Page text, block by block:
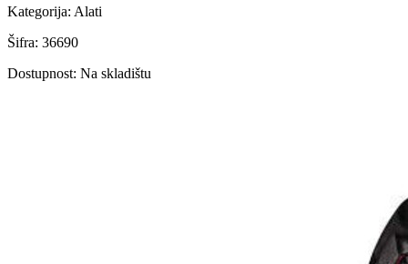
Kategorija: Alati
Šifra: 36690
Dostupnost: Na skladištu